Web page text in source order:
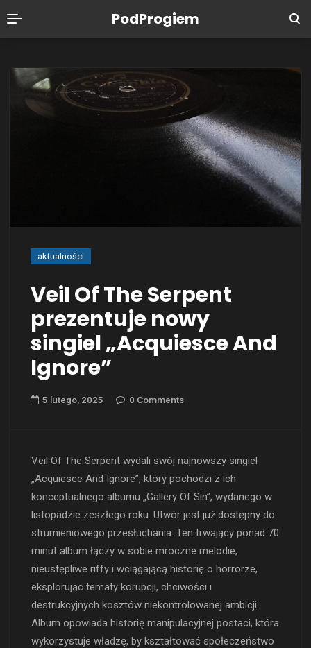
PodProgiem
aktualności
Veil Of The Serpent
prezentuje nowy
singiel „Acquiesce And
Ignore”
5 lutego, 2025 0 Comments
Veil Of The Serpent wydali swój najnowszy singiel
„Acquiesce And Ignore”, który pochodzi z ich
konceptualnego albumu „Gallery Of Sin”, wydanego w
listopadzie zeszłego roku. Utwór jest już dostępny do
strumieniowego przesłuchania. Ten trwający ponad 70
minut album łączy w sobie mroczne melodie,
nieustępliwe riffy i wciągającą historię o horrorze,
eksplorując tematy korupcji, chciwości i
destrukcyjnych kosztów niekontrolowanej ambicji.
Album opowiada historię manipulacyjnej postaci, która
wykorzystuje władzę, by kształtować społeczeństwo